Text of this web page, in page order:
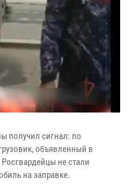
получил сигнал: по
объявленный в
не стали
на заправке.